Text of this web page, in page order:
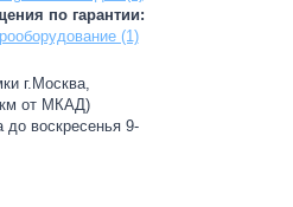
по гарантии:
(1)
г.Москва,
от МКАД)
воскресенья 9-